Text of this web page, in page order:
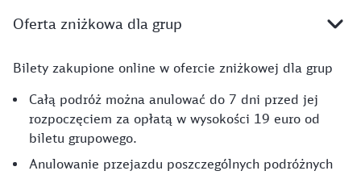
Oferta zniżkowa dla grup
Bilety zakupione online w ofercie zniżkowej dla grup
Całą podróż można anulować do 7 dni przed jej
rozpoczęciem za opłatą w wysokości 19 euro od
biletu grupowego.
Anulowanie przejazdu poszczególnych podróżnych